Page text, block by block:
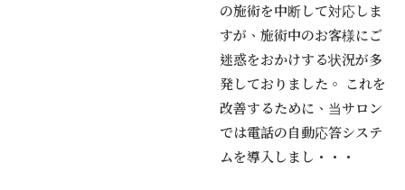
の施術を中断して対応しま
すが、施術中のお客様にご
迷惑をおかけする状況が多
発しておりました。 これを
改善するために、当サロン
では電話の自動応答システ
ムを導入しまし・・・